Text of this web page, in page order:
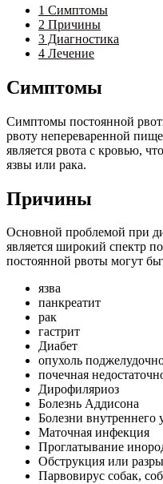
1 Симптомы
2 Причины
3 Диагностика
4 Лечение
Симптомы
Симптомы постоянной
рвоту непереваренной
является рвота с кровью,
язвы или рака.
Причины
Основной проблемой при
является широкий спектр
постоянной рвоты могут
язва
панкреатит
рак
гастрит
Диабет
опухоль
почечная
Дирофиляриоз
Болезнь Аддисона
Болезни внутреннего
Маточная инфекция
Проглатывание
Обструкция или
Парвовирус собак,